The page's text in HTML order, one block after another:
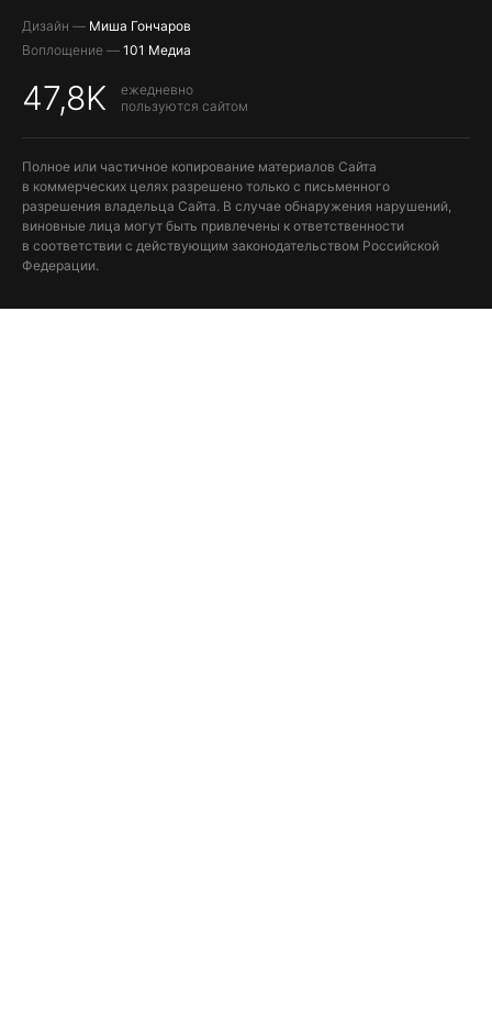
Дизайн — Миша Гончаров
Воплощение — 101 Медиа
47,8K
ежедневно
пользуются сайтом
Полное или частичное копирование материалов Сайта
в коммерческих целях разрешено только с письменного
разрешения владельца Сайта. В случае обнаружения нарушений,
виновные лица могут быть привлечены к ответственности
в соответствии с действующим законодательством Российской
Федерации.